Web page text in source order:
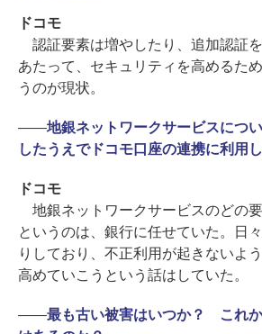
ドコモ
認証要素は増やしたり、追加認証
あたって、セキュリティを高めるた
うのが現状。
――地銀ネットワークサービスにつ
したうえでドコモ口座の連携に利用
ドコモ
地銀ネットワークサービスのどの
というのは、銀行に任せていた。日
りしており、不正利用が起きないよ
高めていこうという話はしていた。
――最も古い被害はいつか？ これ